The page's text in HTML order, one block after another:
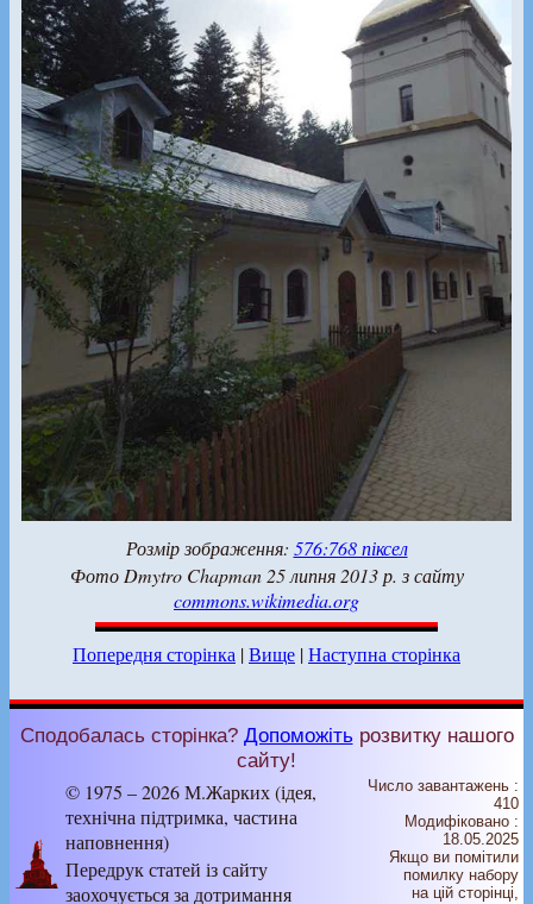
Розмір зображення: 576:768 піксел
Фото Dmytro Chapman 25 липня 2013 р. з сайту
commons.wikimedia.org
Попередня сторінка |Вище |Наступна сторінка
Сподобалась сторінка? Допоможіть розвитку нашого
сайту!
© 1975 – 2026 М.Жарких (ідея,
технічна підтримка, частина
наповнення)
Передрук статей із сайту
заохочується за дотримання
Число завантажень :
410
Модифіковано :
18.05.2025
Якщо ви помітили
помилку набору
на цiй сторiнцi,